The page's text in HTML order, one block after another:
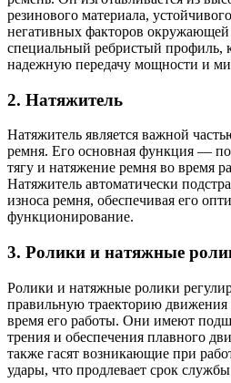
резинового материала,
негативных факторов
специальный ребристый профиль,
надежную передачу мощности и
2. Натяжитель
Натяжитель является важной
ремня. Его основная функция —
тягу и натяжение ремня во время
Натяжитель автоматически
износа ремня, обеспечивая его
функционирование.
3. Ролики и натяжные
Ролики и натяжные ролики
правильную траекторию
время его работы. Они имеют
трения и обеспечения плавного
также гасят возникающие при
удары, что продлевает срок